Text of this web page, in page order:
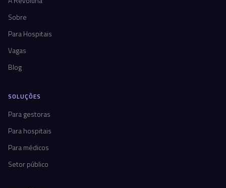
Sobre
Para Hospitais
Vagas
Blog
SOLUÇÕES
Para gestoras
Para hospitais
Para médicos
Setor público